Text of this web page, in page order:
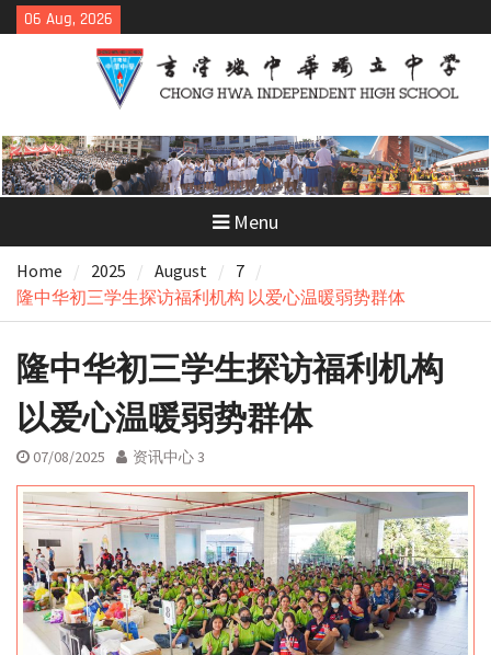
Skip
to
06 Aug, 2026
Menu
Home 2025 August
7
隆中华初三学生探访福利机构 以爱心温暖弱势群体
隆中华初三学生探访福利机构
以爱心温暖弱势群体
07/08/2025 资讯中心 3